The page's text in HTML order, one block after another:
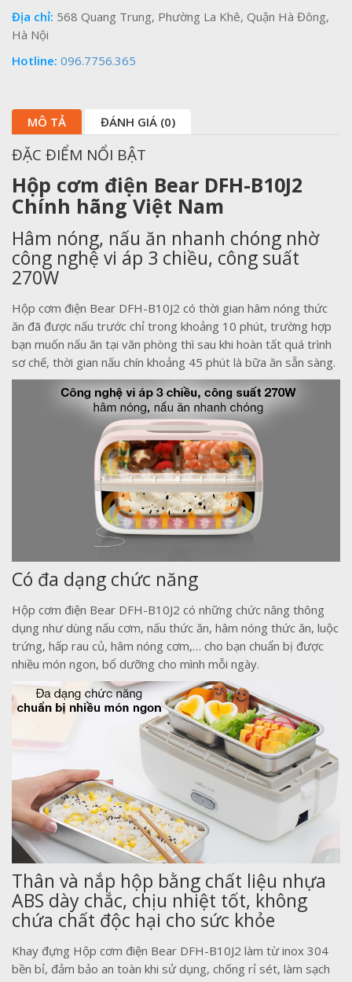
Địa chỉ: 568 Quang Trung, Phường La Khê, Quận Hà Đông,
Hà Nội
Hotline: 096.7756.365
MÔ TẢ ĐÁNH GIÁ (0)
ĐẶC ĐIỂM NỔI BẬT
Hộp cơm điện Bear DFH-B10J2
Chính hãng Việt Nam
Hâm nóng, nấu ăn nhanh chóng nhờ
công nghệ vi áp 3 chiều, công suất
270W
Hộp cơm điện Bear DFH-B10J2 có thời gian hâm nóng thức
ăn đã được nấu trước chỉ trong khoảng 10 phút, trường hợp
bạn muốn nấu ăn tại văn phòng thì sau khi hoàn tất quá trình
sơ chế, thời gian nấu chín khoảng 45 phút là bữa ăn sẵn sàng.
Có đa dạng chức năng
Hộp cơm điện Bear DFH-B10J2 có những chức năng thông
dụng như dùng nấu cơm, nấu thức ăn, hâm nóng thức ăn, luộc
trứng, hấp rau củ, hâm nóng cơm,… cho bạn chuẩn bị được
nhiều món ngon, bổ dưỡng cho mình mỗi ngày.
Thân và nắp hộp bằng chất liệu nhựa
ABS dày chắc, chịu nhiệt tốt, không
chứa chất độc hại cho sức khỏe
Khay đựng Hộp cơm điện Bear DFH-B10J2 làm từ inox 304
bền bỉ, đảm bảo an toàn khi sử dụng, chống rỉ sét, làm sạch